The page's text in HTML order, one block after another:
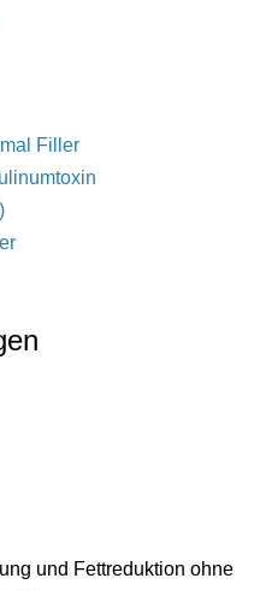
Filler
und Fettreduktion ohne